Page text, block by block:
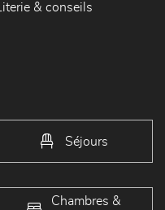
Literie & conseils
Séjours
Chambres &